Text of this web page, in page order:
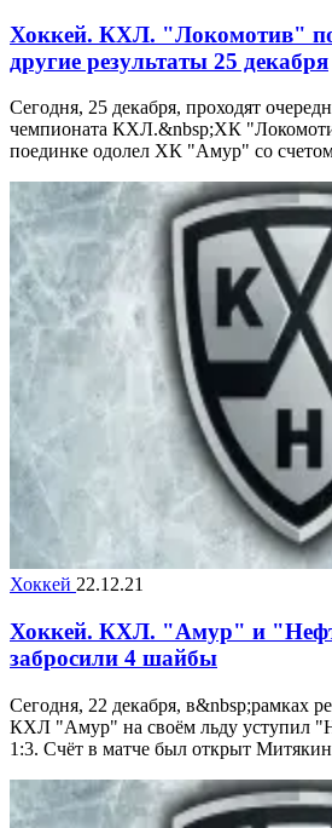
Хоккей. КХЛ. "Локомотив"
другие результаты 25 декабря
Сегодня, 25 декабря, проходят
чемпионата КХЛ.&nbsp;ХК
поединке одолел ХК "Амур" со
Хоккей 22.12.21
Хоккей. КХЛ. "Амур" и
забросили 4 шайбы
Сегодня, 22 декабря, в&nbsp;рамках
КХЛ "Амур" на своём льду уступил
1:3. Счёт в матче был открыт